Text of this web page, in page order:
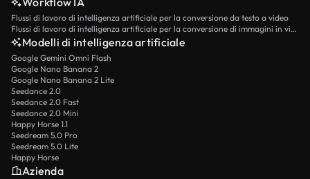
Flussi di lavoro di intelligenza artificiale per la conversione da testo a video
Flussi di lavoro di intelligenza artificiale per la conversione di immagini in video
Modelli di intelligenza artificiale
Google Gemini Omni Flash
Google Nano Banana 2
Google Nano Banana 2 Lite
Seedance 2.0
Seedance 2.0 Fast
Seedance 2.0 Mini
Happy Horse 1.1
Seedream 5.0 Pro
Seedream 5.0 Lite
Happy Horse
Azienda